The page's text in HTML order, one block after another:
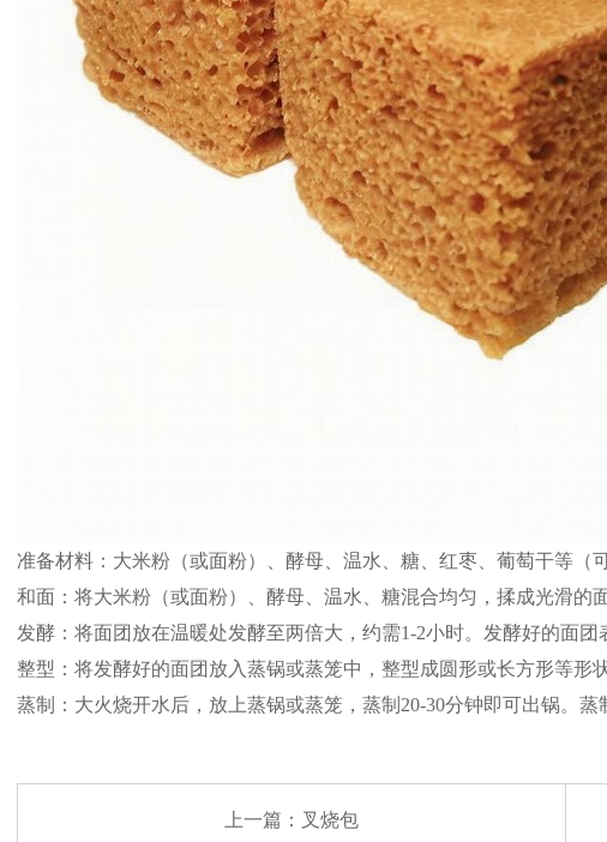
准备材料：大米粉（或面粉）、酵母、温水、糖、红枣、葡萄干等（可
和面：将大米粉（或面粉）、酵母、温水、糖混合均匀，揉成光滑的
发酵：将面团放在温暖处发酵至两倍大，约需1-2小时。发酵好的面团
整型：将发酵好的面团放入蒸锅或蒸笼中，整型成圆形或长方形等形
蒸制：大火烧开水后，放上蒸锅或蒸笼，蒸制20-30分钟即可出锅。蒸
上一篇： 叉烧包